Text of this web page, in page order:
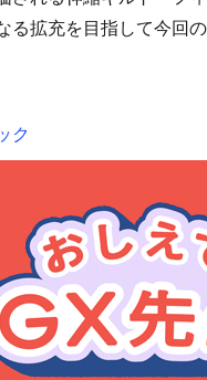
拡充を目指して今回
ク